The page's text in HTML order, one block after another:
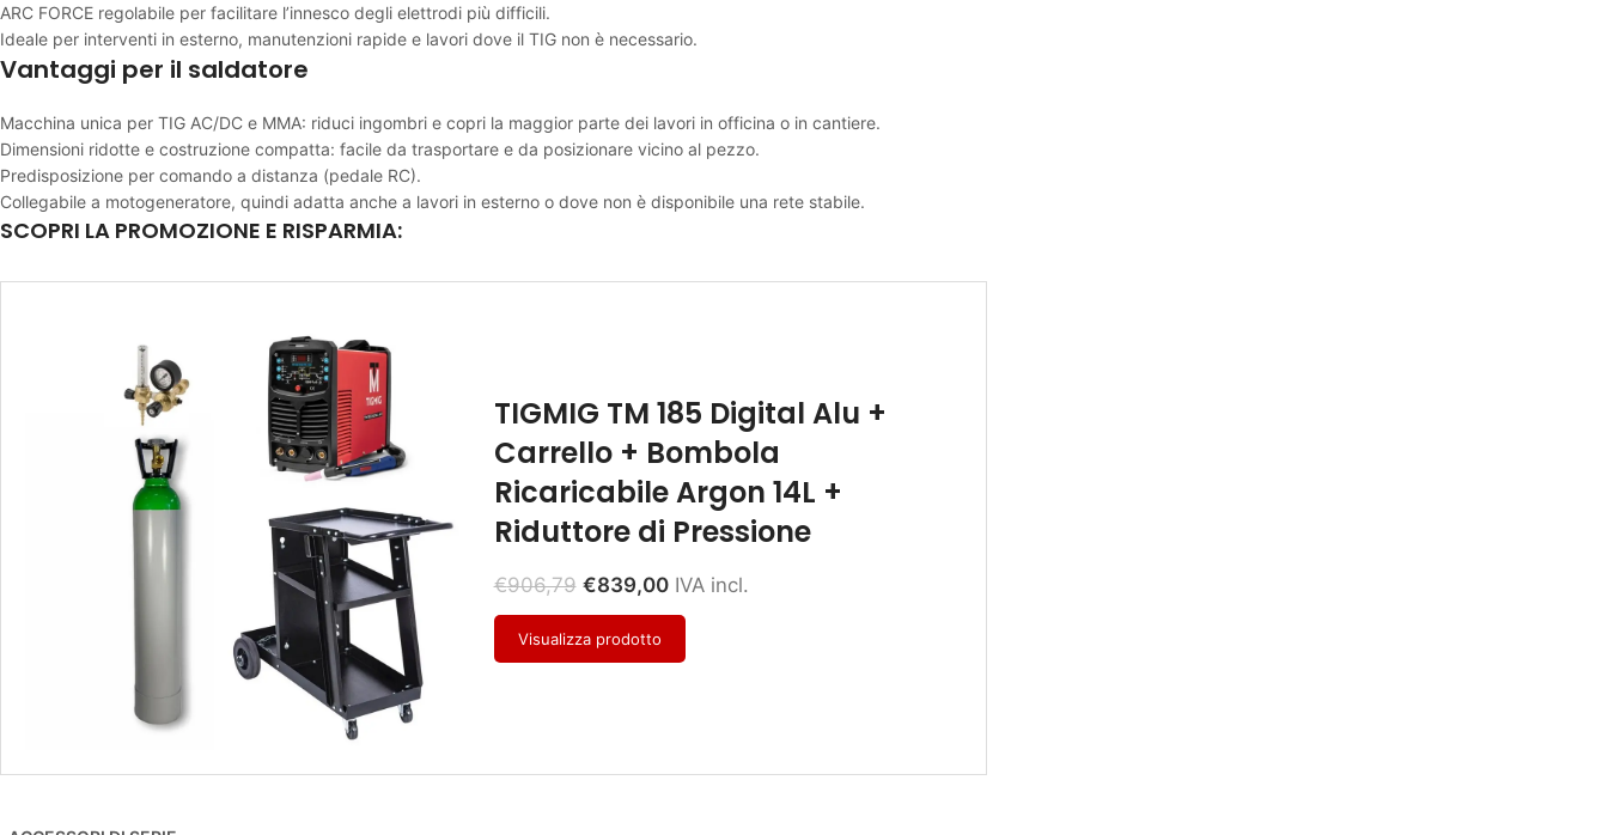
ARC FORCE regolabile per facilitare l’innesco degli elettrodi più difficili.​
Ideale per interventi in esterno, manutenzioni rapide e lavori dove il TIG non è necessario.
Vantaggi per il saldatore
Macchina unica per TIG AC/DC e MMA: riduci ingombri e copri la maggior parte dei lavori in officina o in cantiere.
Dimensioni ridotte e costruzione compatta: facile da trasportare e da posizionare vicino al pezzo.
Predisposizione per comando a distanza (pedale RC).
Collegabile a motogeneratore, quindi adatta anche a lavori in esterno o dove non è disponibile una rete stabile.
SCOPRI LA PROMOZIONE E RISPARMIA:
TIGMIG TM 185 Digital Alu +
Carrello + Bombola
Ricaricabile Argon 14L +
Riduttore di Pressione
€906,79 €839,00 IVA incl.
Visualizza prodotto